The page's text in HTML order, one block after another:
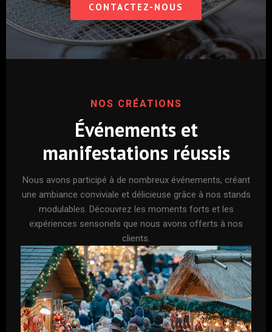
CONTACTEZ-NOUS
NOS CRÉATIONS
Événements et
manifestations réussis
Nous avons participé à de nombreux événements, créant
une ambiance conviviale et délicieuse grâce à nos stands
modulables. Découvrez les moments forts et les
expériences sensoriels que nous avons offerts à nos
clients.